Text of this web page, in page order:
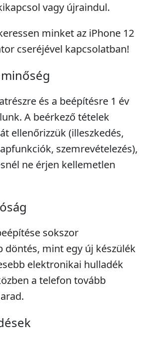
vagy újraindul.
minket az iPhone 12
cseréjével kapcsolatban!
és a beépítésre 1 év
A beérkező tételek
ellenőrizzük (illeszkedés,
szemrevételezés),
ne érjen kellemetlen
sokszor
mint egy új készülék
elektronikai hulladék
a telefon tovább